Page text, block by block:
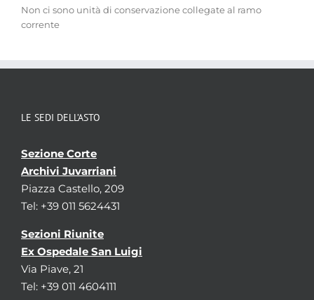
Non ci sono unità di conservazione collegate al ramo
corrente
LE SEDI DELL’ASTO
Sezione Corte
Archivi Juvarriani
Piazza Castello, 209
Tel: +39 011 5624431
Sezioni Riunite
Ex Ospedale San Luigi
Via Piave, 21
Tel: +39 011 4604111